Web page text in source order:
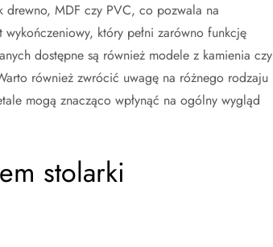
drewno, MDF czy PVC, co pozwala na
który pełni zarówno funkcję
dostępne są również modele z kamienia czy
również zwrócić uwagę na różnego rodzaju
mogą znacząco wpłynąć na ogólny wygląd
stolarki